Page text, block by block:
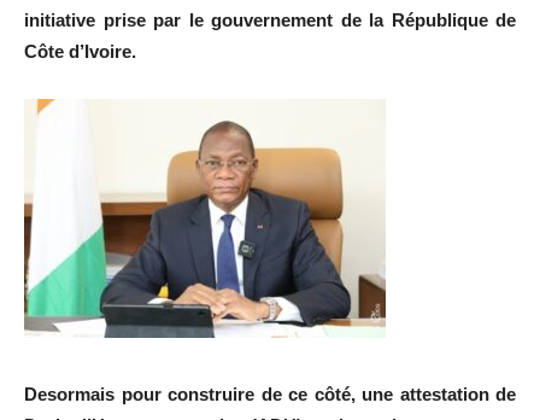
initiative prise par le gouvernement de la République de
Côte d’Ivoire.
Desormais pour construire de ce côté, une attestation de